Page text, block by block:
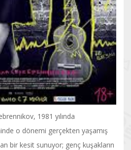
1981 yılında
o dönemi gerçekten yaşamış
bir kesit sunuyor; genç kuşakların